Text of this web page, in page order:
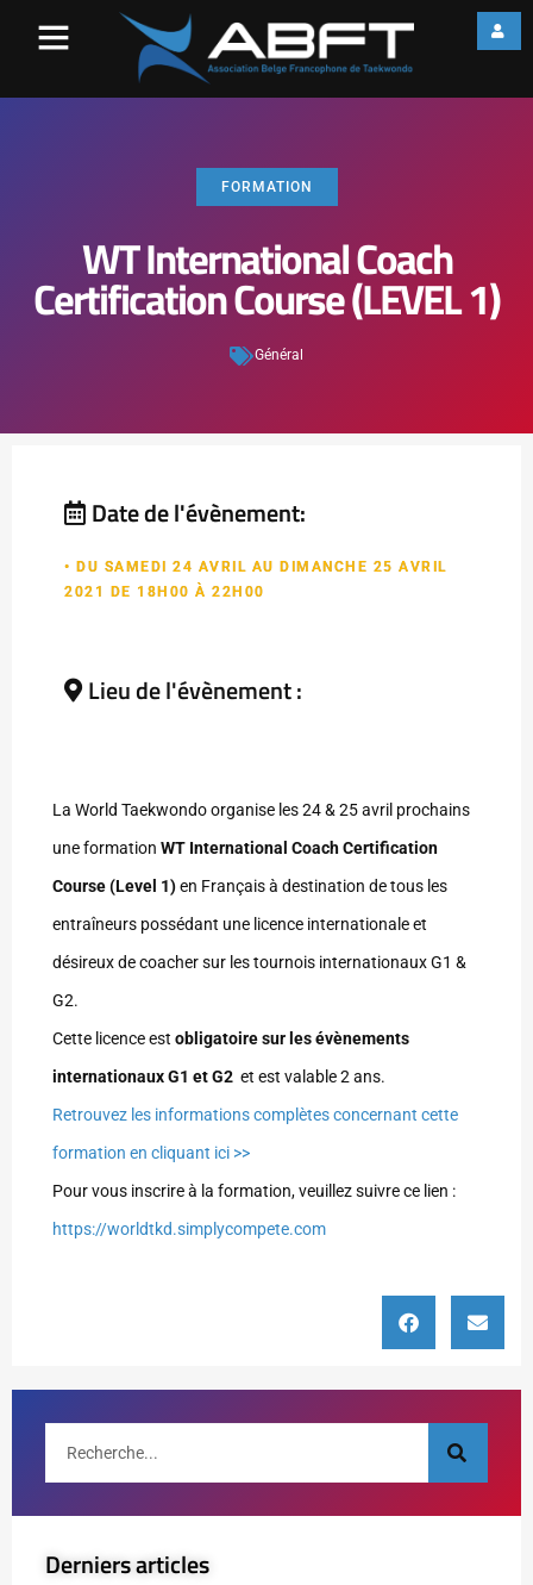
FORMATION
WT International Coach
Certification Course (LEVEL 1)
Général
Date de l'évènement:
• DU SAMEDI 24 AVRIL AU DIMANCHE 25 AVRIL
2021 DE 18H00 À 22H00
Lieu de l'évènement :
La World Taekwondo organise les 24 & 25 avril prochains
une formation WT International Coach Certification
Course (Level 1)en Français à destination de tous les
entraîneurs possédant une licence internationale et
désireux de coacher sur les tournois internationaux G1 &
G2.
Cette licence est obligatoire sur les évènements
internationaux G1 et G2 et est valable 2 ans.
Retrouvez les informations complètes concernant cette
formation en cliquant ici >>
Pour vous inscrire à la formation, veuillez suivre ce lien :
https://worldtkd.simplycompete.com
Derniers articles